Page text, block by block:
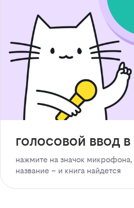
голосовой ввод
нажмите на значок микрофона,
название – и книга найдется